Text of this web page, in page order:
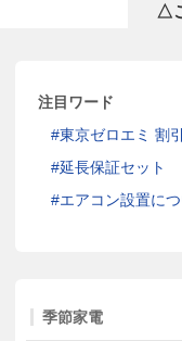
△
注目ワード
東京ゼロエミ 割引
延長保証セット
エアコン設置に
季節家電